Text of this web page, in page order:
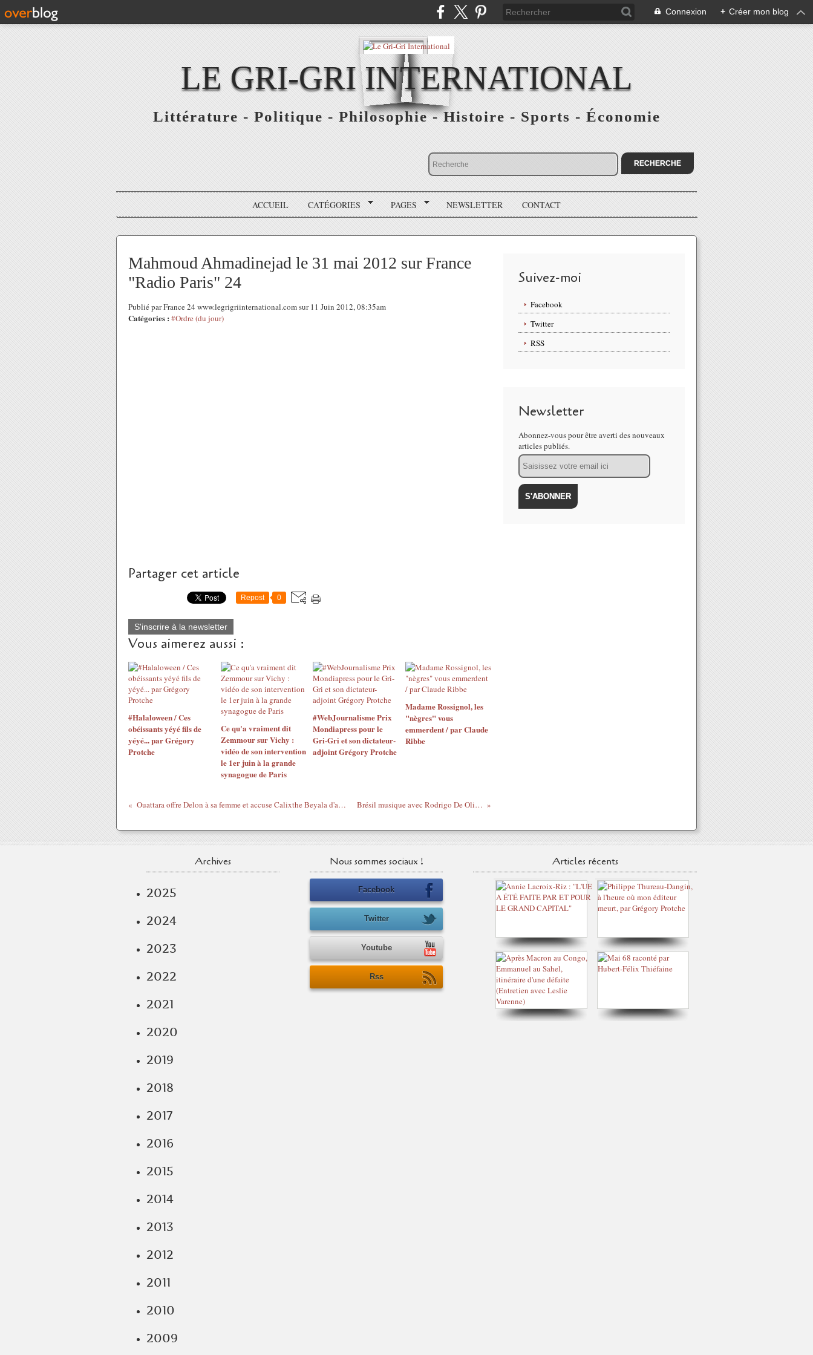
Connexion + Créer mon blog
LE GRI-GRI INTERNATIONAL
Littérature - Politique - Philosophie - Histoire - Sports - Économie
ACCUEIL CATÉGORIES PAGES NEWSLETTER CONTACT
Mahmoud Ahmadinejad le 31 mai 2012 sur France
"Radio Paris" 24
Publié par France 24 www.legrigriinternational.com sur 11 Juin 2012, 08:35am
Catégories : #Ordre (du jour)
Partager cet article
Repost 0
S'inscrire à la newsletter
Vous aimerez aussi :
#Halaloween / Ces
obéissants yéyé fils de
yéyé... par Grégory
Protche
Ce qu'a vraiment dit
Zemmour sur Vichy :
vidéo de son intervention
le 1er juin à la grande
synagogue de Paris
#WebJournalisme Prix
Mondiapress pour le
Gri-Gri et son dictateur-
adjoint Grégory Protche
Madame Rossignol, les
"nègres" vous
emmerdent / par Claude
Ribbe
Ouattara offre Delon à sa femme et accuse Calixthe Beyala d'avoir monnayé son soutien à Gbagbo Brésil musique ‪avec Rodrigo De Oliveira : Aya Gaya Goyo
Suivez-moi
Facebook
Twitter
RSS
Newsletter
Abonnez-vous pour être averti des nouveaux
articles publiés.
Email
Archives
2025
2024
2023
2022
2021
2020
2019
2018
2017
2016
2015
2014
2013
2012
2011
2010
2009
Nous sommes sociaux !
Facebook
Twitter
Youtube
Rss
Articles récents